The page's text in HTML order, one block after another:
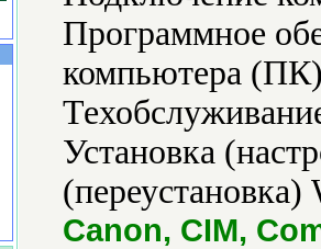
Программное
компьютера
Установка
Canon, CIM,